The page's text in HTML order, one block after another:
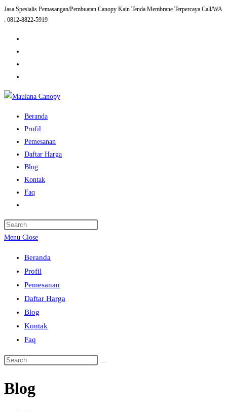
Skip
to
Jasa Spesialis Pemasangan/Pembuatan Canopy Kain Tenda Membrane Terpercaya Call/WA
: 0812-8822-5919
Beranda
Profil
Pemesanan
Daftar Harga
Blog
Kontak
Faq
search
Menu Close
Beranda
Profil
Pemesanan
Daftar Harga
Blog
Kontak
Faq
Search
website
Blog